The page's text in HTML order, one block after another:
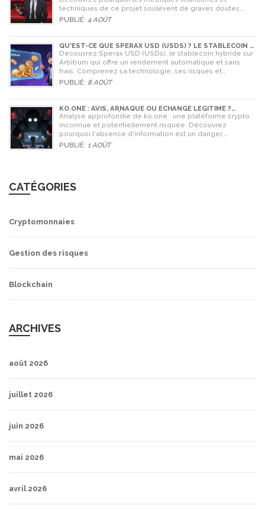
techniques de ce projet soulèvent de graves doutes
quant à sa légitimité en 2026.
PUBLIÉ: 4 AOÛT
QU'EST-CE QUE SPERAX USD (USDS) ? LE STABLECOIN À
RENDEMENT AUTOMATIQUE
Découvrez Sperax USD (USDs), le stablecoin hybride sur
Arbitrum qui offre un rendement automatique et sans
frais. Comprenez sa technologie, ses risques et
comment l'utiliser en 2026.
PUBLIÉ: 8 AOÛT
KO.ONE : AVIS, ARNAQUE OU ÉCHANGE LÉGITIME ?
ANALYSE COMPLÈTE
Analyse approfondie de ko.one : une plateforme crypto
inconnue et potentiellement risquée. Découvrez
pourquoi l'absence d'information est un danger,
comparez avec Coinone et apprenez à vérifier la sécurité
PUBLIÉ: 1 AOÛT
CATÉGORIES
Cryptomonnaies
Gestion des risques
Blockchain
ARCHIVES
août 2026
juillet 2026
juin 2026
mai 2026
avril 2026